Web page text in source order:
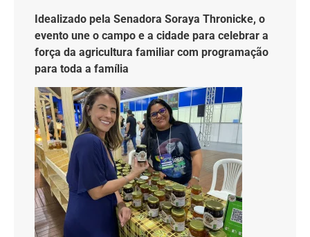
Idealizado pela Senadora Soraya Thronicke, o
evento une o campo e a cidade para celebrar a
força da agricultura familiar com programação
para toda a família